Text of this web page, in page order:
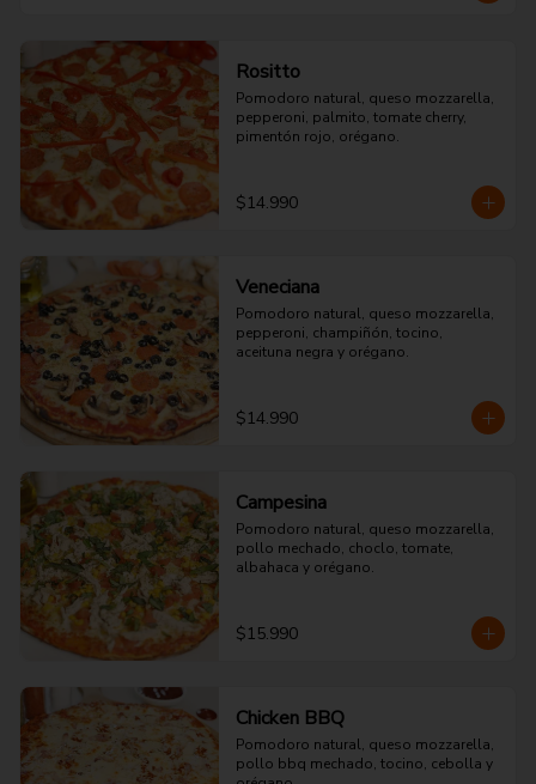
Rositto
Pomodoro natural, queso mozzarella,
pepperoni, palmito, tomate cherry,
pimentón rojo, orégano.
$14.990
Veneciana
Pomodoro natural, queso mozzarella,
pepperoni, champiñón, tocino,
aceituna negra y orégano.
$14.990
Campesina
Pomodoro natural, queso mozzarella,
pollo mechado, choclo, tomate,
albahaca y orégano.
$15.990
Chicken BBQ
Pomodoro natural, queso mozzarella,
pollo bbq mechado, tocino, cebolla y